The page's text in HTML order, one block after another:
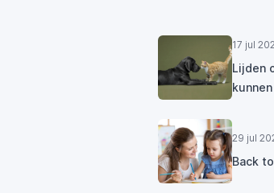
17 jul
Lijden
29 jul
Back